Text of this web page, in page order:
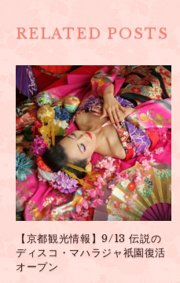
RELATED POSTS
【京都観光情報】9/13 伝説の
ディスコ・マハラジャ祇園復活
オープン